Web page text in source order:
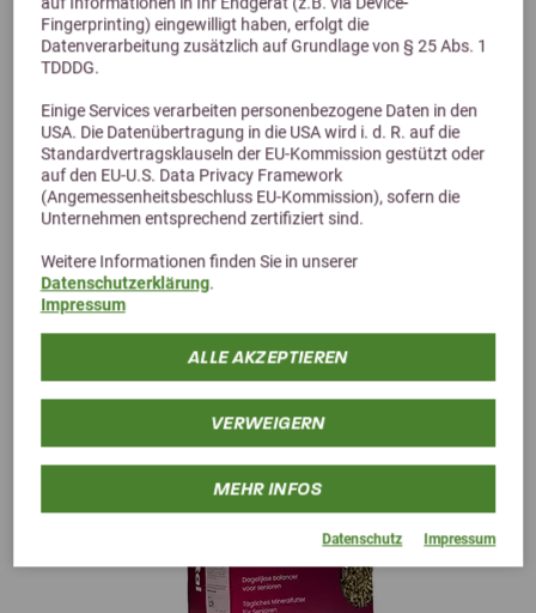
Fingerprinting) eingewilligt haben, erfolgt die
Datenverarbeitung zusätzlich auf Grundlage von § 25 Abs. 1
TDDDG.
Einige Services verarbeiten personenbezogene Daten in den
USA. Die Datenübertragung in die USA wird i. d. R. auf die
Standardvertragsklauseln der EU-Kommission gestützt oder
auf den EU-U.S. Data Privacy Framework
(Angemessenheitsbeschluss EU-Kommission), sofern die
Unternehmen entsprechend zertifiziert sind.
Weitere Informationen finden Sie in unserer
Datenschutzerklärung.
Impressum
ALLE AKZEPTIEREN
VERWEIGERN
MEHR INFOS
Datenschutz Impressum
Alternative Produkte